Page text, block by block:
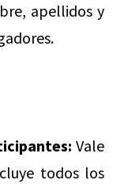
apellidos y
Vale
todos los